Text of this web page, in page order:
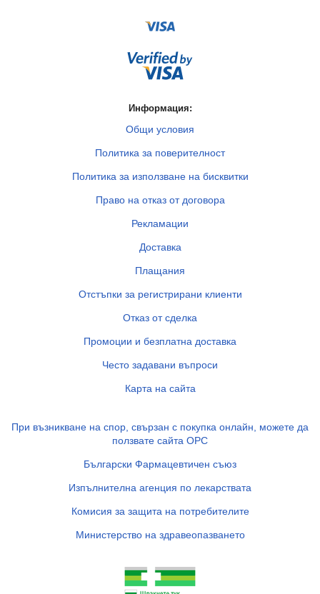
Информация:
Общи условия
Политика за поверителност
Политика за използване на бисквитки
Право на отказ от договора
Рекламации
Доставка
Плащания
Отстъпки за регистрирани клиенти
Отказ от сделка
Промоции и безплатна доставка
Често задавани въпроси
Карта на сайта
При възникване на спор, свързан с покупка онлайн, можете да
ползвате сайта ОРС
Български Фармацевтичен съюз
Изпълнителна агенция по лекарствата
Комисия за защита на потребителите
Министерство на здравеопазването